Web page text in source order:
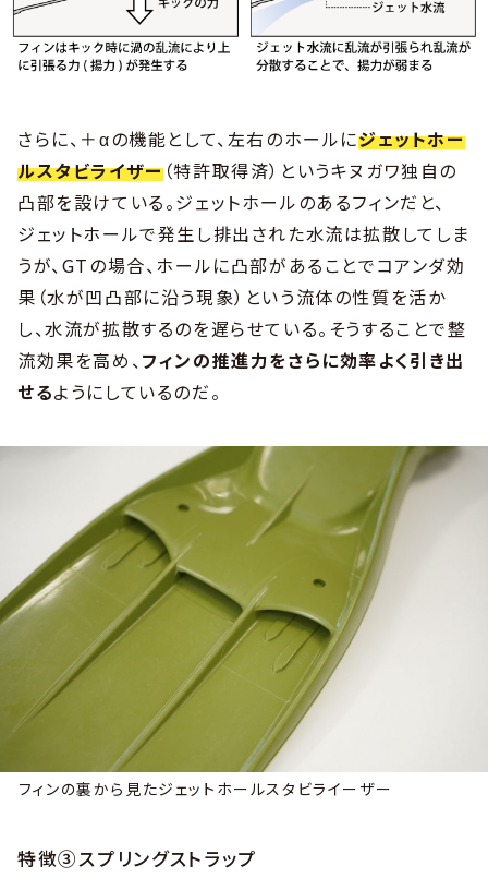
さらに、＋αの機能として、左右のホールにジェットホー
ルスタビライザー（特許取得済）というキヌガワ独自の
凸部を設けている。ジェットホールのあるフィンだと、
ジェットホールで発生し排出された水流は拡散してしま
うが、GTの場合、ホールに凸部があることでコアンダ効
果（水が凹凸部に沿う現象）という流体の性質を活か
し、水流が拡散するのを遅らせている。そうすることで整
流効果を高め、フィンの推進力をさらに効率よく引き出
せるようにしているのだ。
フィンの裏から見たジェットホールスタビライーザー
特徴③スプリングストラップ